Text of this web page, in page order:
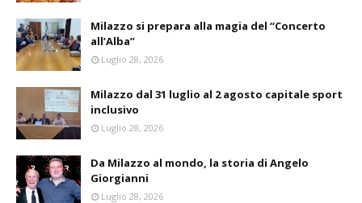
Milazzo si prepara alla magia del “Concerto
all’Alba”
Luglio 28, 2026
Milazzo dal 31 luglio al 2 agosto capitale sport
inclusivo
Luglio 28, 2026
Da Milazzo al mondo, la storia di Angelo
Giorgianni
Luglio 28, 2026